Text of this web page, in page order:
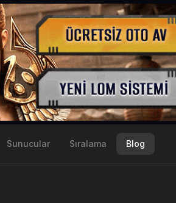
Sunucular Sıralama Blog